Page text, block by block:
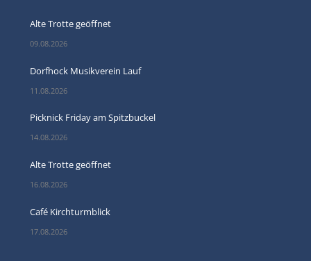
Alte Trotte geöffnet
09.08.2026
Dorfhock Musikverein Lauf
11.08.2026
Picknick Friday am Spitzbuckel
14.08.2026
Alte Trotte geöffnet
16.08.2026
Café Kirchturmblick
17.08.2026